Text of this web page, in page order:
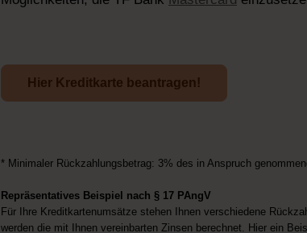
Hier Kreditkarte beantragen!
* Minimaler Rückzahlungsbetrag: 3% des in Anspruch
Repräsentatives Beispiel nach § 17 PAngV
Für Ihre Kreditkartenumsätze stehen Ihnen verschiedene
werden die mit Ihnen vereinbarten Zinsen berechnet. Hier ein